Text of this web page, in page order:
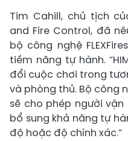
Tim Cahill, chủ tịch
and Fire Control, đã
bộ công nghệ
tiềm năng tự hành.
đổi cuộc chơi trong
và phòng thủ. Bộ công
sẽ cho phép người
bổ sung khả năng tự
độ hoặc độ chính xác.”